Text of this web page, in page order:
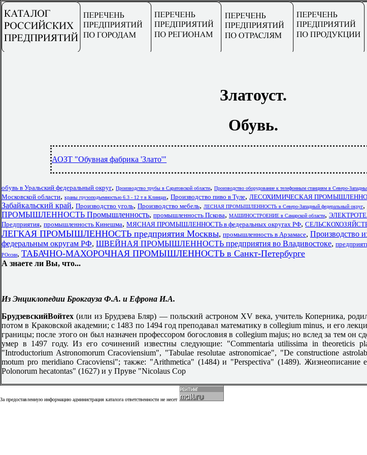
Златоуст.
Обувь.
АОЗТ "Обувная фабрика 'Злато'"
обувь в Уральский федеральный округ, Производство трубы в Саратовской области, Производство оборудование к телефонным станциям в Северо-
Московской области, краны грузоподъемностью 6.3 - 12 т в Клинцах, Производство пиво в Туле, ЛЕСОХИМИЧЕСКАЯ
Забайкальский край, Производство уголь, Производство мебель, ЛЕСНАЯ ПРОМЫШЛЕННОСТЬ в Северо-Западный федеральный округ,
ПРОМЫШЛЕННОСТЬ Промышленность, промышленность Пскова, МАШИНОСТРОЕНИЕ в Самарской области,
Предприятия, промышленность Кинешма, МЯСНАЯ ПРОМЫШЛЕННОСТЬ в федеральных округах РФ,
ЛЕГКАЯ ПРОМЫШЛЕННОСТЬ предприятия Москвы, промышленность в Арзамасе, Производство
федеральным округам РФ, ШВЕЙНАЯ ПРОМЫШЛЕННОСТЬ предприятия во Владивостоке,
РОссии, ТАБАЧНО-МАХОРОЧНАЯ ПРОМЫШЛЕННОСТЬ в Санкт-Петербурге
А знаете ли Вы, что...
Из Энциклопедии Брокгауза Ф.А. и Ефрона И.А.
БрудзевскийВойтех(или из Брудзева Бляр) — польский астроном XV века, учитель Коперника,
потом в Краковской академии; с 1483 по 1494 год преподавал математику в collegium minus, и его
границы; после этого он был назначен профессором богословия в collegium majus; но вслед за тем он
умер в 1497 году. Из его сочинений известны следующие: "Commentaria utilissima in theoreticis
"Introductorium Astronomorum Cracoviensium", "Tabulae resolutae astronomicae", "De constructione
motum pro meridiano Cracoviensi"; также: "Arithmetica" (1484) и "Perspectiva" (1489). Жизнеописание
Polonorum hecatontas" (1627) и у Пруве "Nicolaus Cop
За предоставленную информацию администрация каталога ответственности не несет